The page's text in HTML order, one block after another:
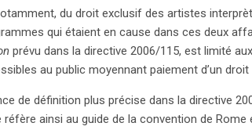
peut être assimilé à un droit d’entrée. Ainsi,
les chambres d’hôtel améliore la qualité de
pas un accès au public payant au sens
de comprendre les implications
du droit exclusif des artistes
qui étaient en cause dans ces deux
prévu dans la directive 2006/115, est limité
au public moyennant paiement d’un droit
de définition plus précise dans la directive
réfère ainsi au guide de la convention de